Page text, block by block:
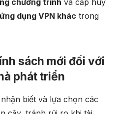
dụng VPN khác trong
sách mới đối với
phát triển
biết và lựa chọn các